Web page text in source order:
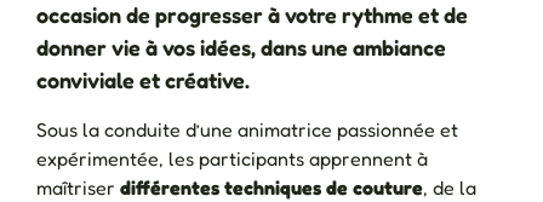
occasion de progresser à votre rythme et de
donner vie à vos idées, dans une ambiance
conviviale et créative.
Sous la conduite d’une animatrice passionnée et
expérimentée, les participants apprennent à
maîtriser différentes techniques de couture, de la